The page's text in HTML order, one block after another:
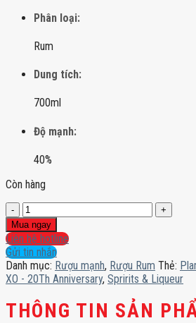
Phân loại:
Rum
Dung tích:
700ml
Độ mạnh:
40%
Còn hàng
Rum
Plantation
XO
-
20Th
Anniversary
số
lượng
Mua ngay
Liên hệ hotline
Gửi tin nhắn
Danh mục: Rượu mạnh, Rượu Rum Thẻ:
XO - 20Th Anniversary, Spririts & Liqueur
THÔNG TIN SẢN